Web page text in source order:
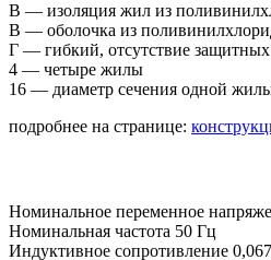
В — изоляция жил из
В — оболочка из
Г — гибкий, отсутствие
4 — четыре жилы
16 — диаметр сечения одной
подробнее на странице:
Номинальное переменное
Номинальная частота 50 Гц
Индуктивное сопротивление